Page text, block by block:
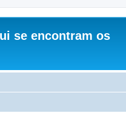
se encontram os